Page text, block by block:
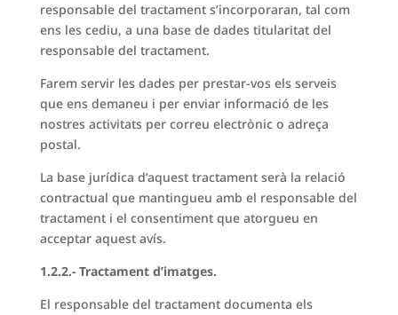
responsable del tractament s’incorporaran, tal com
ens les cediu, a una base de dades titularitat del
responsable del tractament.
Farem servir les dades per prestar-vos els serveis
que ens demaneu i per enviar informació de les
nostres activitats per correu electrònic o adreça
postal.
La base jurídica d’aquest tractament serà la relació
contractual que mantingueu amb el responsable del
tractament i el consentiment que atorgueu en
acceptar aquest avís.
1.2.2.- Tractament d’imatges.
El responsable del tractament documenta els